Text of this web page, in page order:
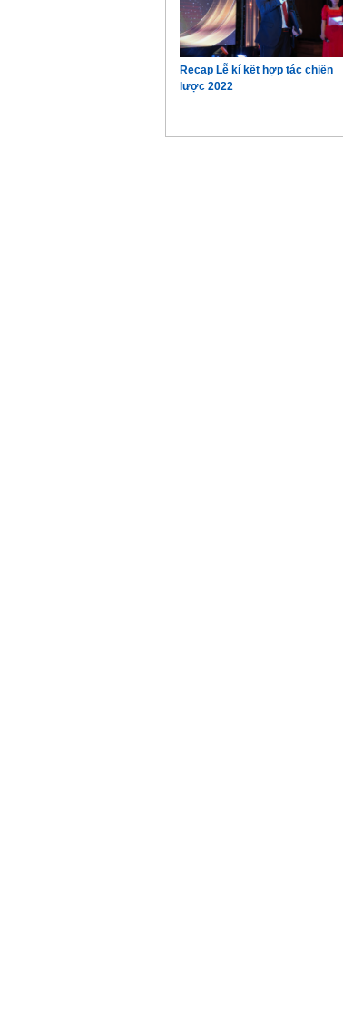
Recap Lễ kí kết hợp tác chiến
lược 2022